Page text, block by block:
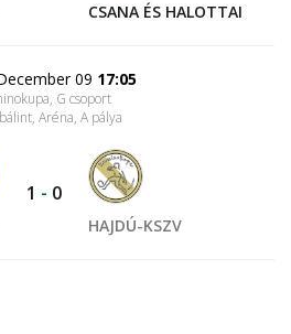
CSANA ÉS HALOTTAI
09 17:05
G csoport
Aréna, A pálya
1 - 0
HAJDÚ-KSZV